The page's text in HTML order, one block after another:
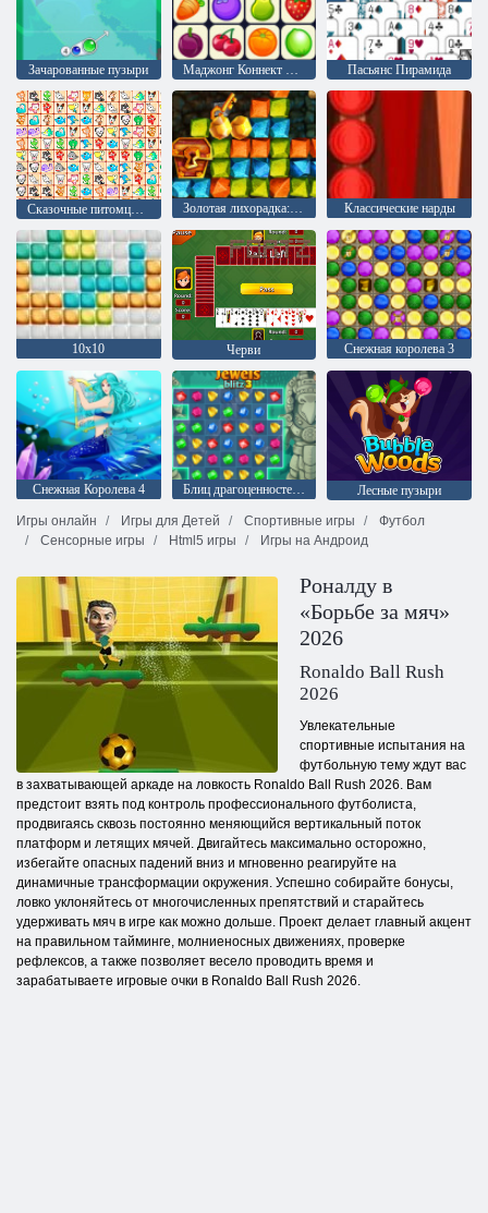
Зачарованные пузыри Пасьянс Пирамида
Сказочные питомцы связь Золотая лихорадка: Охотник за сокровищами Классические нарды
10х10 Черви Снежная королева 3
Снежная Королева 4 Блиц драгоценностей 3
Лесные пузыри
Игры онлайн
Игры для Детей Спортивные игры
Футбол
Сенсорные игры
Html5 игры Игры на Андроид
Роналду в
«Борьбе за мяч»
2026
Ronaldo Ball Rush
2026
Увлекательные
спортивные испытания на
футбольную тему ждут вас
в захватывающей аркаде на ловкость Ronaldo Ball Rush 2026. Вам
предстоит взять под контроль профессионального футболиста,
продвигаясь сквозь постоянно меняющийся вертикальный поток
платформ и летящих мячей. Двигайтесь максимально осторожно,
избегайте опасных падений вниз и мгновенно реагируйте на
динамичные трансформации окружения. Успешно собирайте бонусы,
ловко уклоняйтесь от многочисленных препятствий и старайтесь
удерживать мяч в игре как можно дольше. Проект делает главный акцент
на правильном тайминге, молниеносных движениях, проверке
рефлексов, а также позволяет весело проводить время и
зарабатываете игровые очки в Ronaldo Ball Rush 2026.